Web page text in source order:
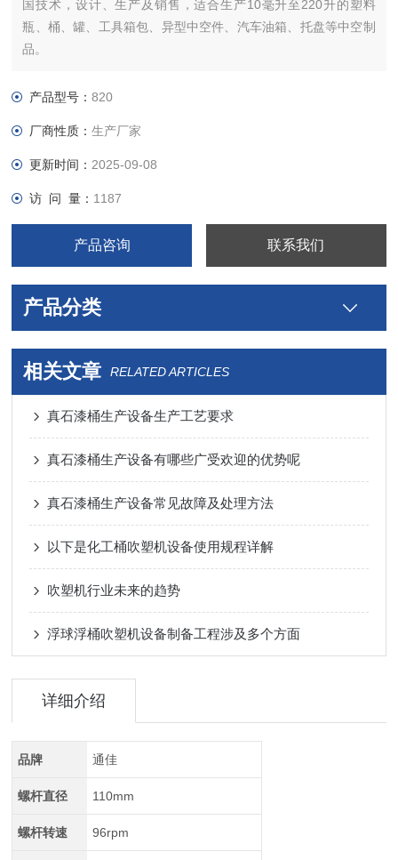
国技术，设计、生产及销售，适合生产10毫升至220升的塑料
瓶、桶、罐、工具箱包、异型中空件、汽车油箱、托盘等中空制
品。
产品型号：820
厂商性质：生产厂家
更新时间： 2025-09-08
访 问 量： 1187
产品咨询 联系我们
产品分类
相关文章 RELATED ARTICLES
真石漆桶生产设备生产工艺要求
真石漆桶生产设备有哪些广受欢迎的优势呢
真石漆桶生产设备常见故障及处理方法
以下是化工桶吹塑机设备使用规程详解
吹塑机行业未来的趋势
浮球浮桶吹塑机设备制备工程涉及多个方面
详细介绍
品牌 通佳
螺杆直径 110mm
螺杆转速 96rpm